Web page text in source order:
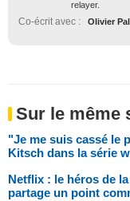
relayer.
Co-écrit avec : Olivier
Sur le même
"Je me suis cassé le
Kitsch dans la série
Netflix : le héros de
partage un point